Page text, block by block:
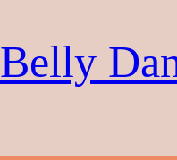
Belly